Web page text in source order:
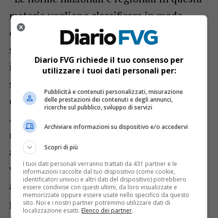
materia vogliono classificare in modo
corretto l’utilizzo integrale del nostro
sistema stradale, definendo puntualmente
i percorsi residenziali dove si trovano
scuole, asili, palestre e altri servizi di
carattere pubblico. L’obiettivo – spiega
Amirante – è rendere questi assi viari ben
riconoscibili attraverso una segnaletica
adeguata e altri interventi fisici affinché la
velocità effettiva di percorrenza delle
automobili sia, a prescindere dai limiti
previsti, atta ad assicurare la massima
Diario FVG richiede il tuo consenso per
utilizzare i tuoi dati personali per:
Pubblicità e contenuti personalizzati, misurazione
delle prestazioni dei contenuti e degli annunci,
ricerche sul pubblico, sviluppo di servizi
Archiviare informazioni su dispositivo e/o accedervi
Scopri di più
I tuoi dati personali verranno trattati da 431 partner e le
informazioni raccolte dal tuo dispositivo (come cookie,
identificatori univoci e altri dati del dispositivo) potrebbero
essere condivise con questi ultimi, da loro visualizzate e
memorizzate oppure essere usate nello specifico da questo
sito. Noi e i nostri partner potremmo utilizzare dati di
localizzazione esatti. Elenco dei partner.